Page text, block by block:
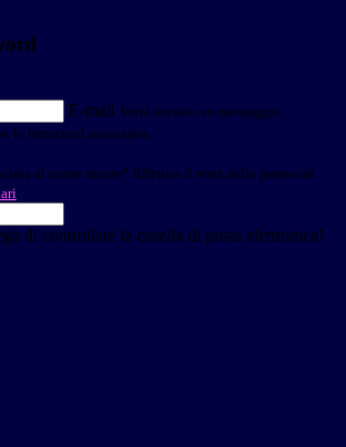
E-mail Verrà inviato un messaggio
le istruzioni necessarie.
al nome utente? Effettua il reset della password
di controllare la casella di posta elettronica!